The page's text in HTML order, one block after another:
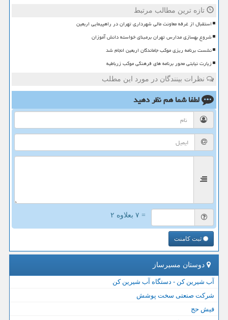
تازه ترین مطالب مرتبط
استقبال از غرفه معاونت مالی شهرداری تهران در راهپیمایی اربعین
شروع بهسازی مدارس تهران برمبنای خواسته دانش آموزان
نشست برنامه ریزی موکب جاماندگان اربعین انجام شد
زیارت نیابتی محور برنامه های فرهنگی موکب زرباطیه
نظرات بینندگان در مورد این مطلب
لطفا شما همنظر دهید
= ۷ بعلاوه ۲
ثبت کامنت
دوستان مسیرساز
آب شیرین کن - دستگاه آب شیرین کن
شرکت صنعتی سخت پوشش
فیش حج